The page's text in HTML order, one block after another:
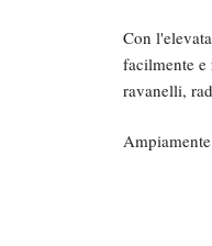
Con
facilmente e
ravanelli,